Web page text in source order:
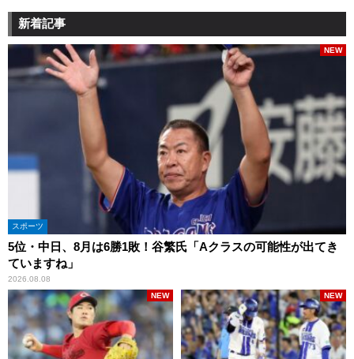
新着記事
スポーツ
5位・中日、8月は6勝1敗！谷繁氏「Aクラスの可能性が出てき
ていますね」
2026.08.08
NEW
NEW NEW